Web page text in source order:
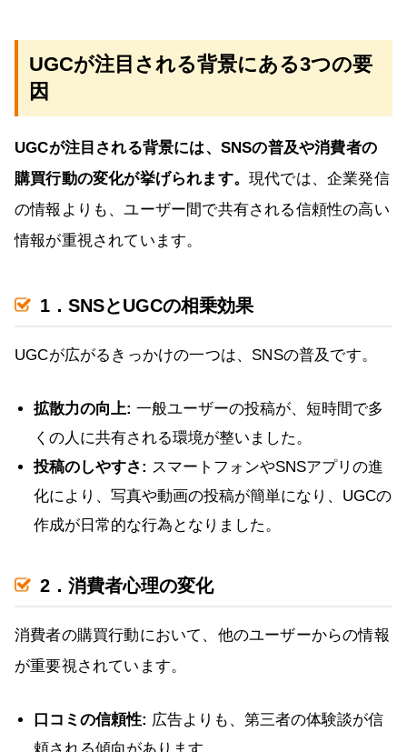
UGCが注目される背景にある3つの要
因
UGCが注目される背景には、SNSの普及や消費者の
購買行動の変化が挙げられます。 現代では、企業発信
の情報よりも、ユーザー間で共有される信頼性の高い
情報が重視されています。
1．SNSとUGCの相乗効果
UGCが広がるきっかけの一つは、SNSの普及です。
拡散力の向上: 一般ユーザーの投稿が、短時間で多
くの人に共有される環境が整いました。
投稿のしやすさ: スマートフォンやSNSアプリの進
化により、写真や動画の投稿が簡単になり、UGCの
作成が日常的な行為となりました。
2．消費者心理の変化
消費者の購買行動において、他のユーザーからの情報
が重要視されています。
口コミの信頼性: 広告よりも、第三者の体験談が信